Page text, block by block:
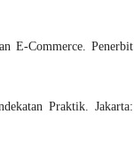
E-Commerce. Penerbit
Praktik. Jakarta: